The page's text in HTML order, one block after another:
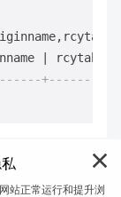
站正常运行和提升浏